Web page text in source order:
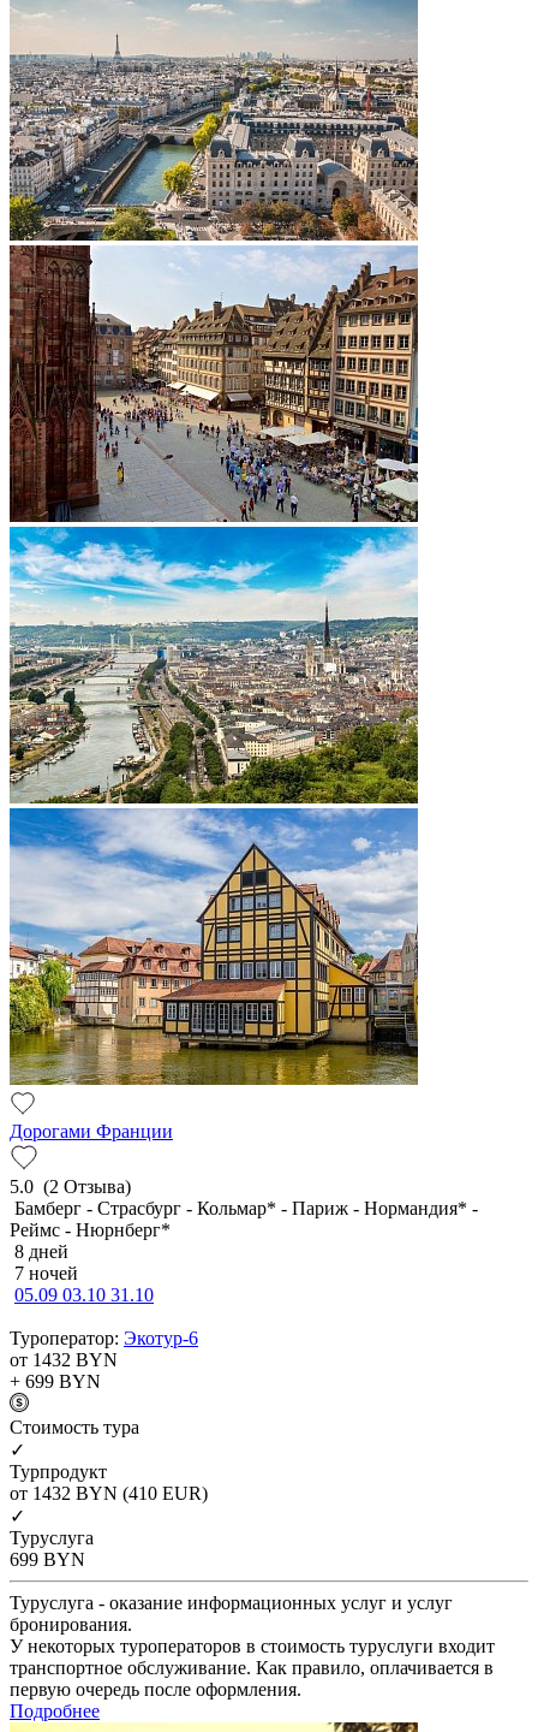
Дорогами Франции
5.0 (2 Отзыва)
Бамберг - Страсбург - Кольмар* - Париж - Нормандия* -
Реймс - Нюрнберг*
8 дней
7 ночей
05.09 03.10 31.10
Туроператор: Экотур-6
от 1432 BYN
+ 699 BYN
Cтоимость тура
✓
Турпродукт
от 1432 BYN (410 EUR)
✓
Туруслуга
699 BYN
Туруслуга - оказание информационных услуг и услуг
бронирования.
У некоторых туроператоров в стоимость туруслуги входит
транспортное обслуживание. Как правило, оплачивается в
первую очередь после оформления.
Подробнее